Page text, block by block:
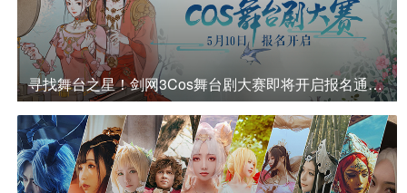
寻找舞台之星！剑网3Cos舞台剧大赛即将开启报名通道！